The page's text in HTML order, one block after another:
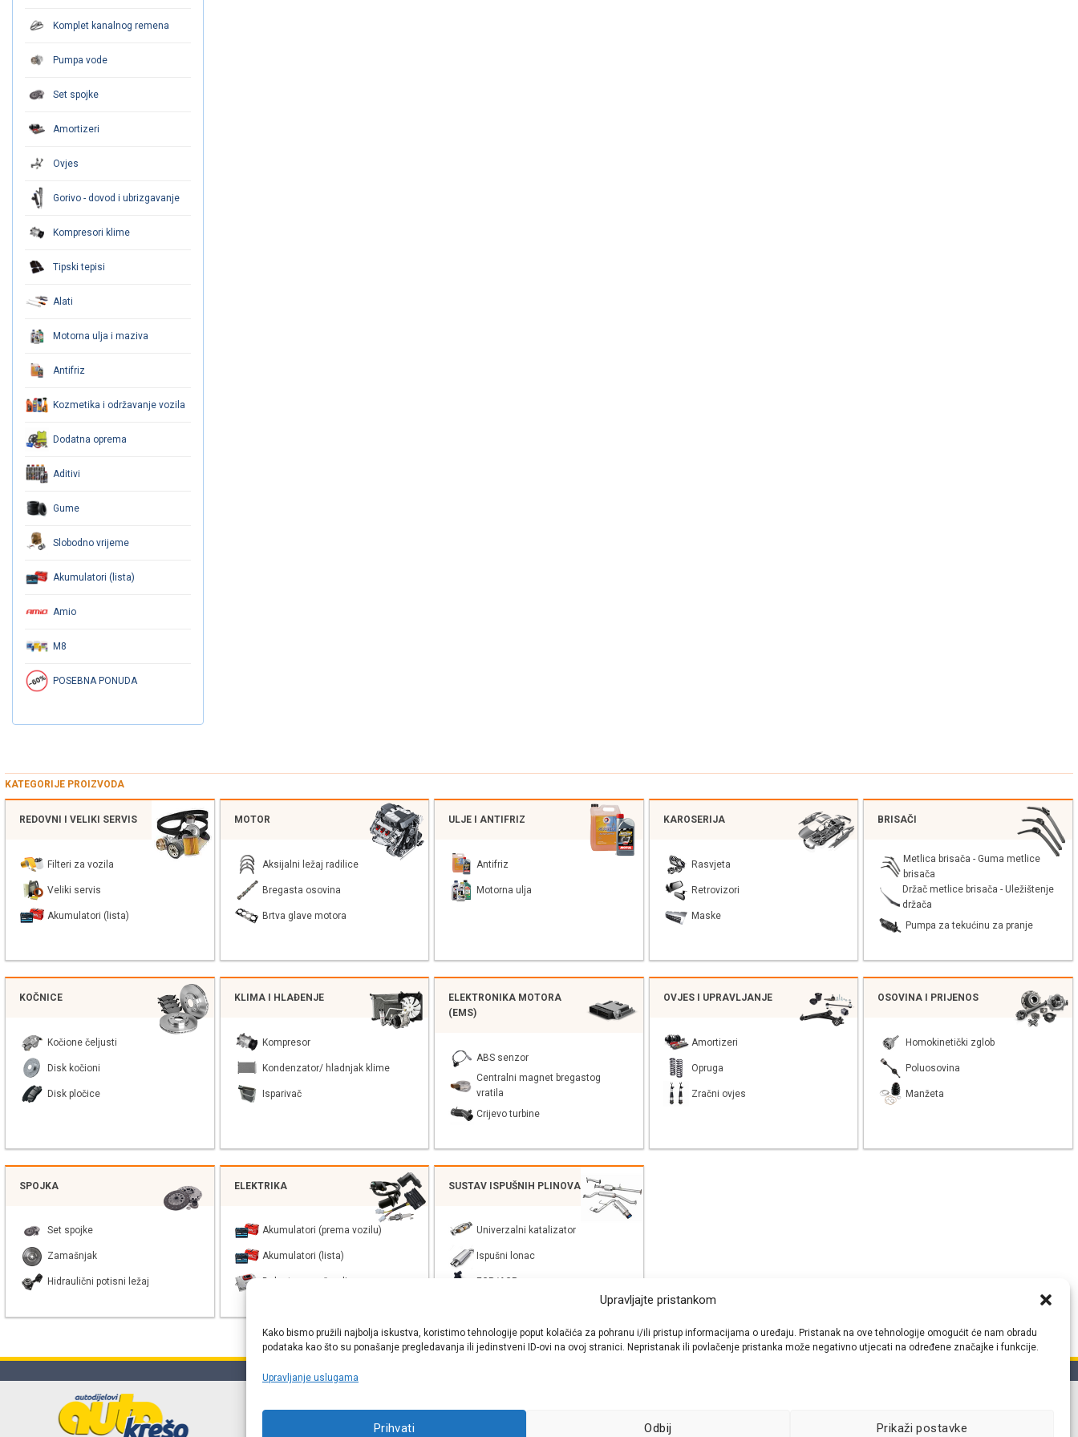
Upravljajte pristankom
Kako bismo pružili najbolja iskustva, koristimo tehnologije poput kolačića za pohranu i/ili pristup informacijama o uređaju. Pristanak na ove tehnologije omogućit će nam obradu
podataka kao što su ponašanje pregledavanja ili jedinstveni ID-ovi na ovoj stranici. Nepristanak ili povlačenje pristanka može negativno utjecati na određene značajke i funkcije.
Upravljanje uslugama
Prihvati Odbij Prikaži postavke
Komplet kanalnog remena
Pumpa vode
Set spojke
Amortizeri
Ovjes
Gorivo - dovod i ubrizgavanje
Kompresori klime
Tipski tepisi
Alati
Motorna ulja i maziva
Antifriz
Kozmetika i održavanje vozila
Dodatna oprema
Aditivi
Gume
Slobodno vrijeme
Akumulatori (lista)
Amio
M8
POSEBNA PONUDA
KATEGORIJE PROIZVODA
REDOVNI I VELIKI SERVIS
Filteri za vozila
Veliki servis
Akumulatori (lista)
MOTOR
Aksijalni ležaj radilice
Bregasta osovina
Brtva glave motora
ULJE I ANTIFRIZ
Antifriz
Motorna ulja
KAROSERIJA
Rasvjeta
Retrovizori
Maske
BRISAČI
Metlica brisača - Guma metlice
brisača
Držač metlice brisača - Uležištenje
držača
Pumpa za tekućinu za pranje
KOČNICE
Kočione čeljusti
Disk kočioni
Disk pločice
KLIMA I HLAĐENJE
Kompresor
Kondenzator/ hladnjak klime
Isparivač
ELEKTRONIKA MOTORA
(EMS)
ABS senzor
Centralni magnet bregastog
vratila
Crijevo turbine
OVJES I UPRAVLJANJE
Amortizeri
Opruga
Zračni ovjes
OSOVINA I PRIJENOS
Homokinetički zglob
Poluosovina
Manžeta
SPOJKA
Set spojke
Zamašnjak
Hidraulični potisni ležaj
ELEKTRIKA
Akumulatori (prema vozilu)
Akumulatori (lista)
Balast xenon žarulje
SUSTAV ISPUŠNIH PLINOVA
Univerzalni katalizator
Ispušni lonac
EGR/AGR
Online webshop autodijelova- Auto Krešo - preko 200 svjetski poznatih i priznatih
proizvođača rezervnih dijelova za sve vrste i tipove osobnih i lakih teretnih vozila.